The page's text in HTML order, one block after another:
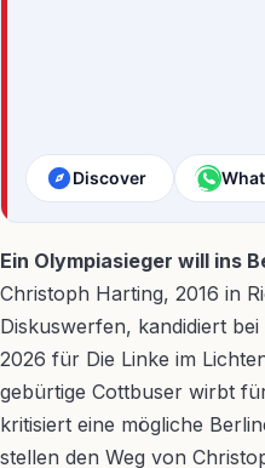
Discover
Ein Olympiasieger will ins
Christoph Harting, 2016 in
Diskuswerfen, kandidiert
2026 für Die Linke im
gebürtige Cottbuser wirbt
kritisiert eine mögliche
stellen den Weg von